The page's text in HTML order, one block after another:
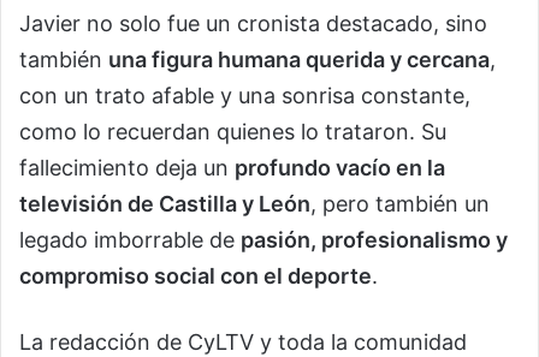
Javier no solo fue un cronista destacado, sino
también una figura humana querida y cercana,
con un trato afable y una sonrisa constante,
como lo recuerdan quienes lo trataron. Su
fallecimiento deja un profundo vacío en la
televisión de Castilla y León, pero también un
legado imborrable de pasión, profesionalismo y
compromiso social con el deporte.
La redacción de CyLTV y toda la comunidad